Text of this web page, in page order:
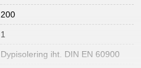
200
1
Dypisolering iht. DIN EN 60900